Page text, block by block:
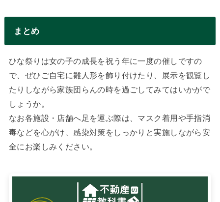
まとめ
ひな祭りは女の子の成長を祝う年に一度の催しですの
で、ぜひご自宅に雛人形を飾り付けたり、展示を観覧し
たりしながら家族団らんの時を過ごしてみてはいかがで
しょうか。
なお各施設・店舗へ足を運ぶ際は、マスク着用や手指消
毒などを心がけ、感染対策をしっかりと実施しながら安
全にお楽しみください。